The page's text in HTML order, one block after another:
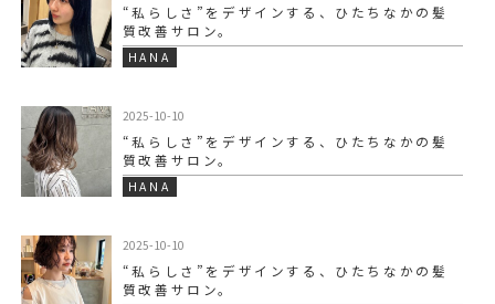
“私らしさ”をデザインする、ひたちなかの髪
質改善サロン。
HANA
2025-10-10
“私らしさ”をデザインする、ひたちなかの髪
質改善サロン。
HANA
2025-10-10
“私らしさ”をデザインする、ひたちなかの髪
質改善サロン。